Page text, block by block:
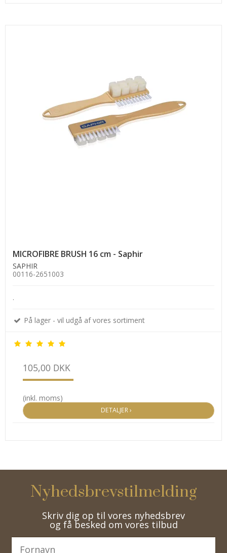
MICROFIBRE BRUSH 16 cm - Saphir
SAPHIR
00116-2651003
.
På lager - vil udgå af vores sortiment
105,00 DKK
(inkl. moms)
DETALJER ›
Nyhedsbrevstilmelding
Skriv dig op til vores nyhedsbrev
og få besked om vores tilbud